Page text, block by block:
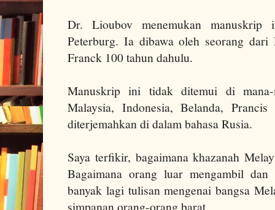
Dr. Lioubov menemukan
Peterburg. Ia dibawa oleh seorang
Franck 100 tahun dahulu.
Manuskrip ini tidak ditemui di
Malaysia, Indonesia, Belanda,
diterjemahkan di dalam bahasa Rusia.
Saya terfikir, bagaimana khazanah
Bagaimana orang luar mengambil dan
banyak lagi tulisan mengenai bangsa
simpanan orang-orang barat.